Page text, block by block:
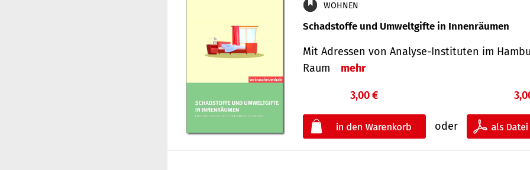
WOHNEN
Schadstoffe und Umweltgifte in Innenräumen
Mit Adressen von Analyse-Insti­tuten im
Raum
mehr
3,00 €
oder